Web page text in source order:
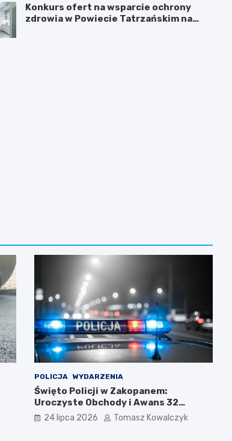
Konkurs ofert na wsparcie ochrony
zdrowia w Powiecie Tatrzańskim na
POLICJA WYDARZENIA
Święto Policji w Zakopanem:
Uroczyste Obchody i Awans 32
Funkcjonariuszy
24 lipca 2026 Tomasz Kowalczyk